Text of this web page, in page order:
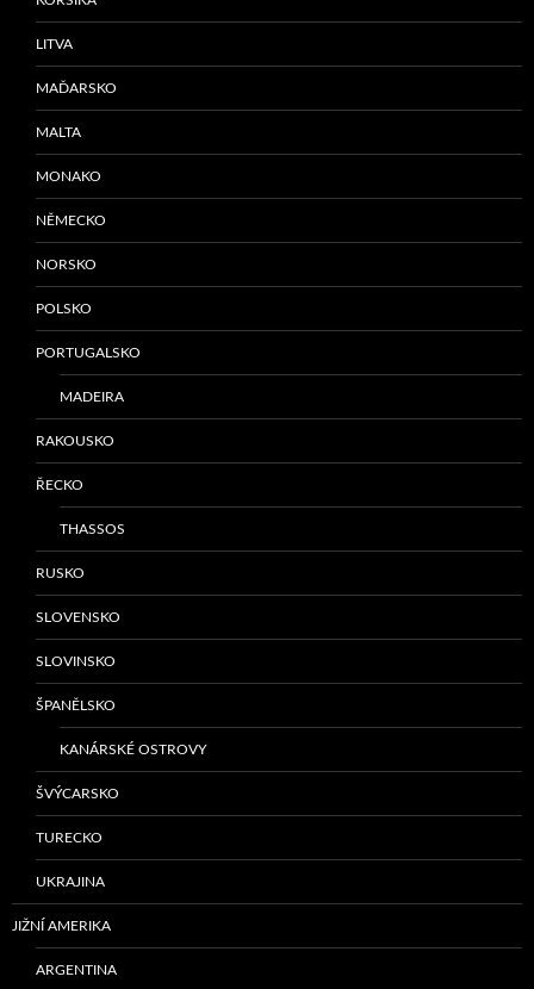
LITVA
MAĎARSKO
MALTA
MONAKO
NĚMECKO
NORSKO
POLSKO
PORTUGALSKO
MADEIRA
RAKOUSKO
ŘECKO
THASSOS
RUSKO
SLOVENSKO
SLOVINSKO
ŠPANĚLSKO
KANÁRSKÉ OSTROVY
ŠVÝCARSKO
TURECKO
UKRAJINA
JIŽNÍ AMERIKA
ARGENTINA